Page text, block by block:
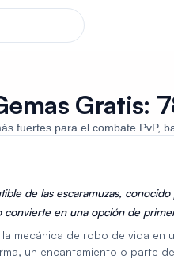
Gratis:
fuertes para el combate
de las escaramuzas,
en una opción de
mecánica de robo de vida en
un encantamiento o parte